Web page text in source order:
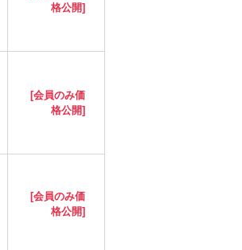
格公開]
[会員のみ価
格公開]
[会員のみ価
格公開]